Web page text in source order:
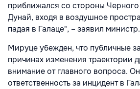
приближался со стороны
Дунай, входя в воздушное
падая в Галаце", – заявил министр.
Мируце убежден, что публичные
причинах изменения траектории
внимание от главного вопроса.
ответственность за инцидент в